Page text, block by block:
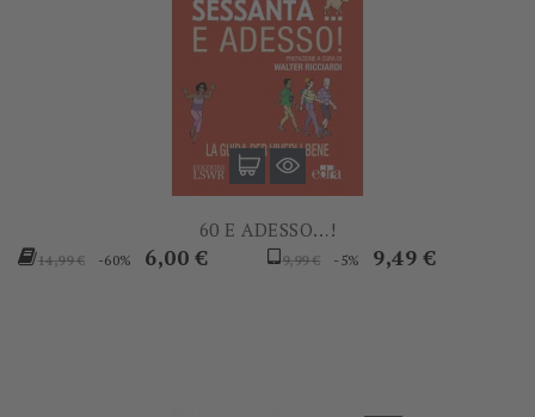
60 E ADESSO…!
Prezzo
14,99 € -60% Prezzo
6,00 €
Prezzo
9,99 € -5% Prezzo
9,49 €